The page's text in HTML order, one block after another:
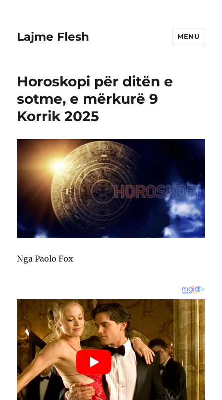
Lajme Flesh MENU
Horoskopi për ditën e
sotme, e mërkurë 9
Korrik 2025
Nga Paolo Fox